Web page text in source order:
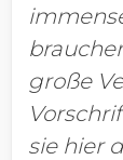
große
sie hier